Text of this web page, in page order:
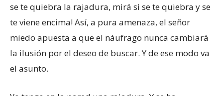
se te quiebra la rajadura, mirá si se te quiebra y se
te viene encima! Así, a pura amenaza, el señor
miedo apuesta a que el náufrago nunca cambiará
la ilusión por el deseo de buscar. Y de ese modo va
el asunto.